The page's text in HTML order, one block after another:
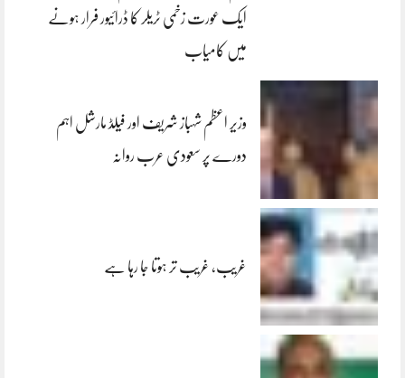
ایک عورت زخمی ٹریلر کا ڈرائیور فرار ہونے
میں کامیاب
وزیر اعظم شہباز شریف اور فیلڈ مارشل اہم
دورے پر سعودی عرب روانہ
غریب، غریب تر ہوتا جا رہا ہے